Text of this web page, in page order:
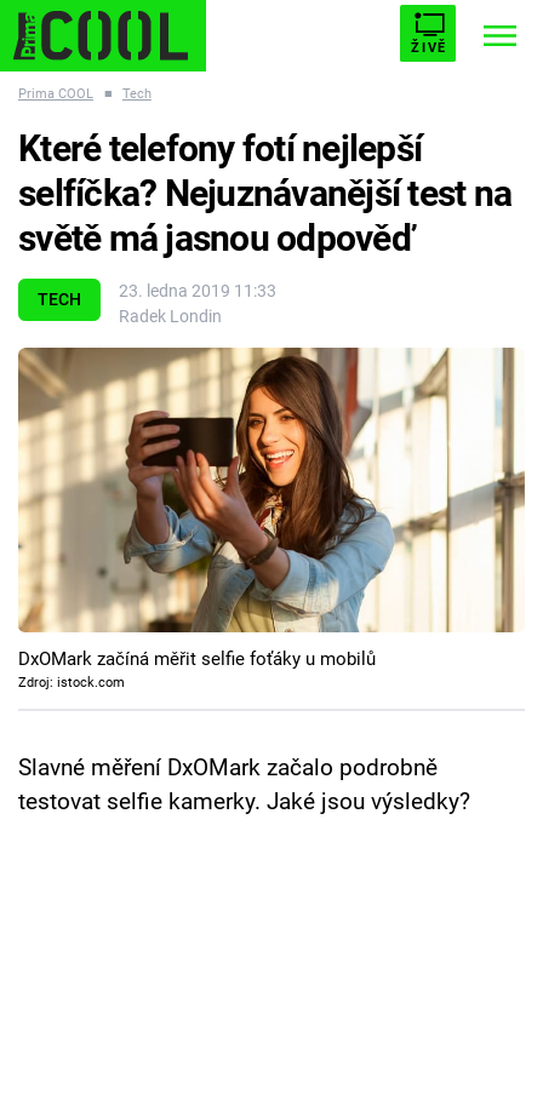
ŽIVĚ
ESCAPE PLNEJ KOTEL AVENGERS 5
Témata
Filmy
Seriály
Hry
Cool Esport
Pořady
TV Program
Prima COOL ■ Tech
TECH
23. ledna 2019 11:33
Radek Londin
Které telefony fotí nejlepší
selfíčka? Nejuznávanější test na
světě má jasnou odpověď
DxOMark začíná měřit selfie foťáky u mobilů
Zdroj: istock.com
Slavné měření DxOMark začalo podrobně
testovat selfie kamerky. Jaké jsou výsledky?